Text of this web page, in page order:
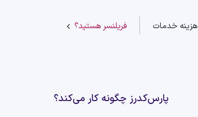
هزینه خدمات فریلنسر هستید؟
پارس‌کدرز چگونه کار می‌کند؟